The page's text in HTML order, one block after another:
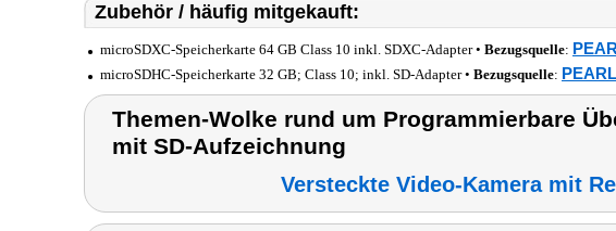
Zubehör / häufig mitgekauft:
microSDXC-Speicherkarte 64 GB Class 10 inkl. SDXC-Adapter • Bezugsquelle:
microSDHC-Speicherkarte 32 GB; Class 10; inkl. SD-Adapter • Bezugsquelle:
Themen-Wolke rund um Programmierbare
mit SD-Aufzeichnung
Versteckte Video-Kamera mit